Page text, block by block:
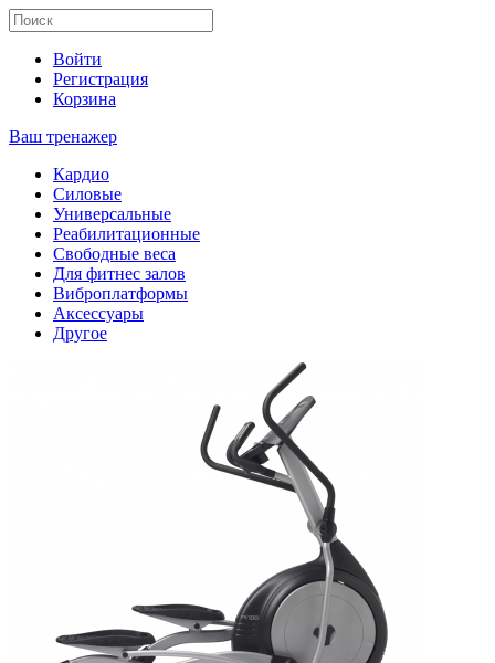
Войти
Регистрация
Корзина
Ваш тренажер
Кардио
Силовые
Универсальные
Реабилитационные
Свободные веса
Для фитнес залов
Виброплатформы
Аксессуары
Другое